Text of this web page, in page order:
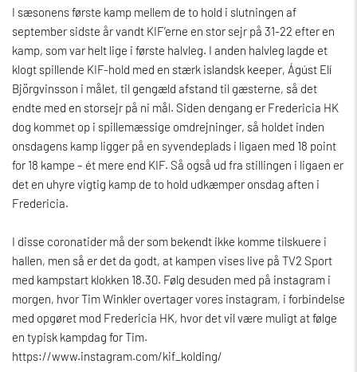
I sæsonens første kamp mellem de to hold i slutningen af
september sidste år vandt KIF’erne en stor sejr på 31-22 efter en
kamp, som var helt lige i første halvleg. I anden halvleg lagde et
klogt spillende KIF-hold med en stærk islandsk keeper, Ágúst Elí
Björgvinsson i målet, til gengæld afstand til gæsterne, så det
endte med en storsejr på ni mål. Siden dengang er Fredericia HK
dog kommet op i spillemæssige omdrejninger, så holdet inden
onsdagens kamp ligger på en syvendeplads i ligaen med 18 point
for 18 kampe – ét mere end KIF. Så også ud fra stillingen i ligaen er
det en uhyre vigtig kamp de to hold udkæmper onsdag aften i
Fredericia.
I disse coronatider må der som bekendt ikke komme tilskuere i
hallen, men så er det da godt, at kampen vises live på TV2 Sport
med kampstart klokken 18.30. Følg desuden med på instagram i
morgen, hvor Tim Winkler overtager vores instagram, i forbindelse
med opgøret mod Fredericia HK, hvor det vil være muligt at følge
en typisk kampdag for Tim.
https://www.instagram.com/kif_kolding/